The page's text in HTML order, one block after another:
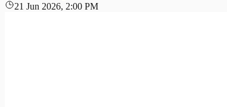
21 Jun 2026, 2:00 PM